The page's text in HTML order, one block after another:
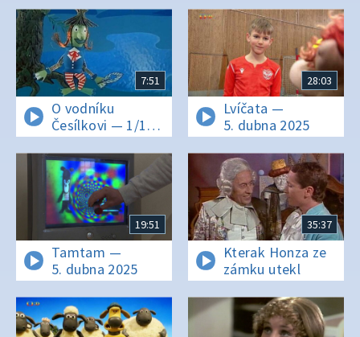
7:51
O vodníku
Česílkovi — 1/13
Jak hrál Česílko
s knížetem karty
28:03
Lvíčata —
5. dubna 2025
19:51
Tamtam —
5. dubna 2025
35:37
Kterak Honza ze
zámku utekl